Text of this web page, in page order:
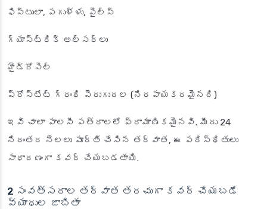
ఫిస్టులా, పగుళ్ళు, పైల్స్
గ్యాస్ట్రిక్ అల్సర్లు
హైడ్రోసెల్
ప్రోస్టేట్ గ్రంథి పెరుగుదల (నిరపాయకరమైనది)
ఇవి చాలా పాలసీ పత్రాలలో ప్రామాణికమైనవి. మీరు 24
నిరంతర నెలలు పూర్తి చేసిన తర్వాత, ఈ పరిస్థితులు
సాధారణంగా కవర్ చేయబడతాయి.
2 సంవత్సరాల తర్వాత తరచుగా కవర్ చేయబడే
వ్యాధుల జాబితా